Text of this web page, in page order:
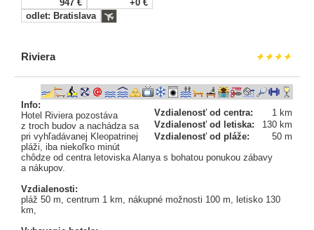
947 €
+0 €
odlet: Bratislava
Riviera
Vzdialenosť od centra:
1 km
Vzdialenosť od letiska:
130 km
Vzdialenosť od pláže:
50 m
Info:
Hotel Riviera pozostáva
z troch budov a nachádza sa
pri vyhľadávanej Kleopatrinej
pláži, iba niekoľko minút
chôdze od centra letoviska Alanya s bohatou ponukou zábavy
a nákupov.
Vzdialenosti:
pláž 50 m, centrum 1 km, nákupné možnosti 100 m, letisko 130
km,